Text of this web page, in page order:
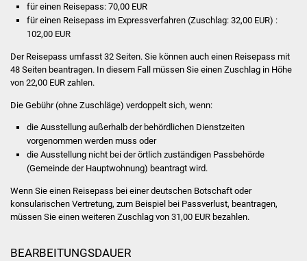
Abfall und Entsorgung
Kultur & Freizeit
Ostermarkt
Hallenbad
für einen Reisepass: 70,00 EUR
für einen Reisepass im Expressverfahren(Zuschlag: 32,00 EUR) :
102,00 EUR
Der Reisepass umfasst 32 Seiten. Sie können auch einen Reisepass mit
48 Seiten beantragen. In diesem Fall müssen Sie einen Zuschlag in Höhe
von 22,00 EUR zahlen.
Die Gebühr (ohne Zuschläge) verdoppelt sich, wenn:
die Ausstellung außerhalb der behördlichen Dienstzeiten
vorgenommen werden muss oder
die Ausstellung nicht bei der örtlich zuständigen Passbehörde
(Gemeinde der Hauptwohnung) beantragt wird.
Wenn Sie einen Reisepass bei einer deutschen Botschaft oder
konsularischen Vertretung, zum Beispiel bei Passverlust, beantragen,
müssen Sie einen weiteren Zuschlag von 31,00 EUR bezahlen.
BEARBEITUNGSDAUER